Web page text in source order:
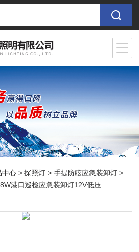
中心 >探照灯 >手提防眩应急装卸灯 >
港口巡检应急装卸灯12V低压